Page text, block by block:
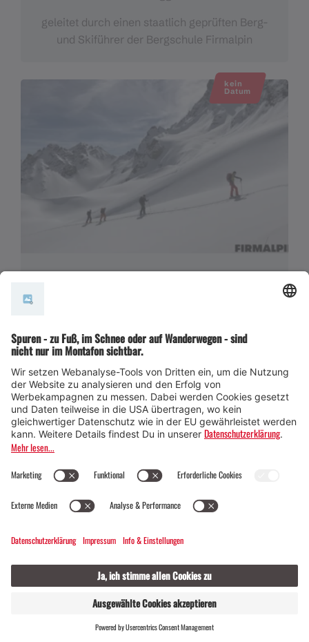
FINDEN
geleitet durch einen staatlich geprüften Berg-
und Skiführer der Bergschule Firmalpin
kein
Datum
geleitet durch einen staatlich geprüften Berg-
und Skiführer der Bergschule Firmalpin
kein
Datum
Leichte Skitour in der Silvretta inkl. Bergbahnt
icket